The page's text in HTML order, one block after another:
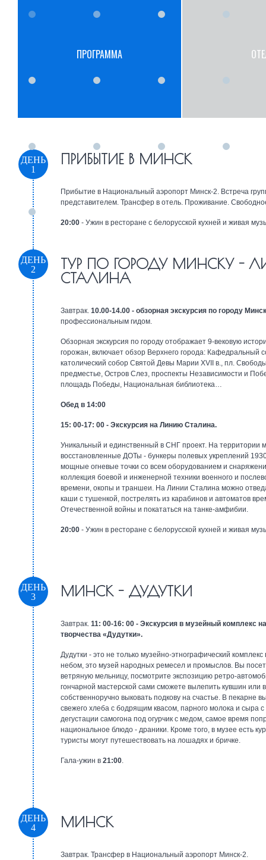
ПРОГРАММА
ПРИБЫТИЕ В МИНСК
ДЕНЬ
1
Прибытие в Национальный аэропорт Минск-2. Встреча
представителем. Трансфер в отель. Проживание.
20:00 - Ужин в ресторане с белорусской кухней и живая
ТУР ПО ГОРОДУ МИНСКУ -
СТАЛИНА
ДЕНЬ
2
Завтрак. 10.00-14.00 - обзорная экскурсия по городу
профессиональным гидом.
Обзорная экскурсия по городу отображает 9-вековую
горожан, включает обзор Верхнего города: Кафедральный
католический собор Святой Девы Марии XVII в., пл.
предместье, Остров Слез, проспекты Независимости и
площадь Победы, Национальная библиотека…
Обед в 14:00
15: 00-17: 00 - Экскурсия на Линию Сталина.
Уникальный и единственный в СНГ проект. На территории
восстановленные ДОТы - бункеры полевых укреплений
мощные огневые точки со всем оборудованием и
коллекция боевой и инженерной техники военного и
времени, окопы и траншеи. На Линии Сталина можно
каши с тушенкой, пострелять из карабинов и автоматов
Отечественной войны и покататься на танке-амфибии.
20:00 - Ужин в ресторане с белорусской кухней и живая
МИНСК - ДУДУТКИ
ДЕНЬ
3
Завтрак. 11: 00-16: 00 - Экскурсия в музейный комплекс
творчества «Дудутки».
Дудутки - это не только музейно-этнографический
небом, это музей народных ремесел и промыслов. Вы
ветряную мельницу, посмотрите экспозицию ретро-
гончарной мастерской сами сможете вылепить кувшин или
собственноручно выковать подкову на счастье. В пекарне
свежего хлеба с бодрящим квасом, парного молока и сыра
дегустации самогона под огурчик с медом, самое время
национальное блюдо - драники. Кроме того, в музее есть
туристы могут путешествовать на лошадях и бричке.
Гала-ужин в 21:00.
МИНСК
ДЕНЬ
4
Завтрак. Трансфер в Национальный аэропорт Минск-2.